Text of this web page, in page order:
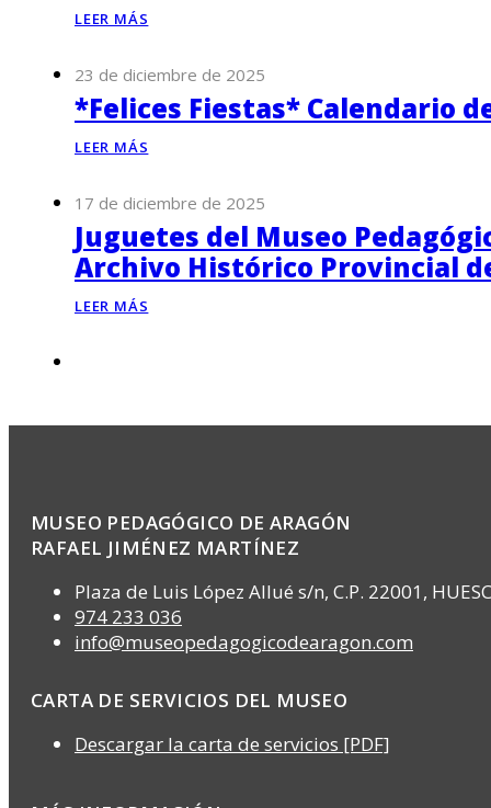
LEER MÁS
23 de diciembre de 2025
*Felices Fiestas* Calendario
LEER MÁS
17 de diciembre de 2025
Juguetes del Museo
Archivo Histórico Provincial
LEER MÁS
MUSEO PEDAGÓGICO DE ARAGÓN
RAFAEL JIMÉNEZ MARTÍNEZ
Plaza de Luis López Allué s/n, C.P. 22001,
974 233 036
info@museopedagogicodearagon.com
CARTA DE SERVICIOS DEL MUSEO
Descargar la carta de servicios [PDF]